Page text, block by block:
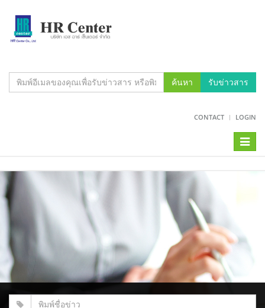
ค้นหา รับข่าวสาร
CONTACT LOGIN
Toggle